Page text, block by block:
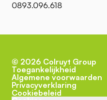
0893.096.618
© 2026 Colruyt Group
Toegankelijkheid
Algemene voorwaarden
Privacyverklaring
Cookiebeleid